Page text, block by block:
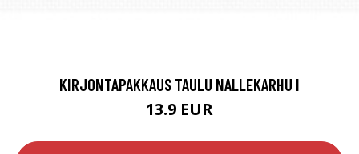
KIRJONTAPAKKAUS TAULU NALLEKARHU I
13.9 EUR